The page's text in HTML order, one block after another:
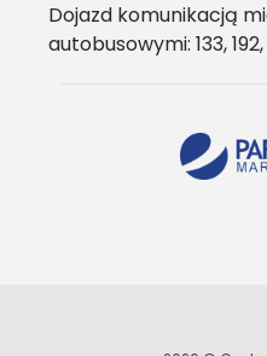
Dojazd komunikacją
autobusowymi: 133,